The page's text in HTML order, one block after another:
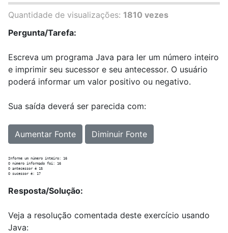
Quantidade de visualizações: 1810 vezes
Pergunta/Tarefa:
Escreva um programa Java para ler um número inteiro
e imprimir seu sucessor e seu antecessor. O usuário
poderá informar um valor positivo ou negativo.
Sua saída deverá ser parecida com:
Aumentar Fonte Diminuir Fonte
Informe um número inteiro: 16
O número informado foi: 16
O antecessor é 15
Resposta/Solução:
Veja a resolução comentada deste exercício usando
Java: